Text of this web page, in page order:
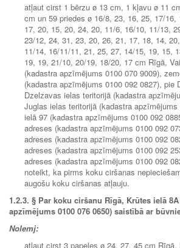
atļaut cirst 1 bērzu ø 13 cm, 1 kļavu ø 11
cm un 59 priedes ø 16/8, 23, 16, 25, 17/16,
17, 20, 15, 20, 24, 20, 11/6, 16/10, 11/13,
23/12, 24, 31, 23, 20, 26, 21, 17, 18, 14,
11/14, 16/11/11, 21, 25, 27, 14/15, 19, 15,
19, 19, 21/10, 20/19, 18/20, 17 cm Rīgā,
(kadastra apzīmējums 0100 070 9009),
(kadastra apzīmējums 0100 092 0827), pie
Dzelzavas ielas teritorijā (kadastra
Juglas ielas teritorijā (kadastra
ielā 97 (kadastra apzīmējums 0100 092
adreses (kadastra apzīmējums 0100 092
adreses (kadastra apzīmējums 0100 092
adreses (kadastra apzīmējums 0100 092
adreses (kadastra apzīmējums 0100 092
noteikt, ka pirms koku ciršanas
augošu koku ciršanas atļauju.
1.2.3. § Par koku ciršanu Rīgā, Krūtes ielā
apzīmējums 0100 076 0650) saistībā ar
Nolemj:
atļaut cirst 3 papeles ø 24, 27, 45 cm Rīgā,